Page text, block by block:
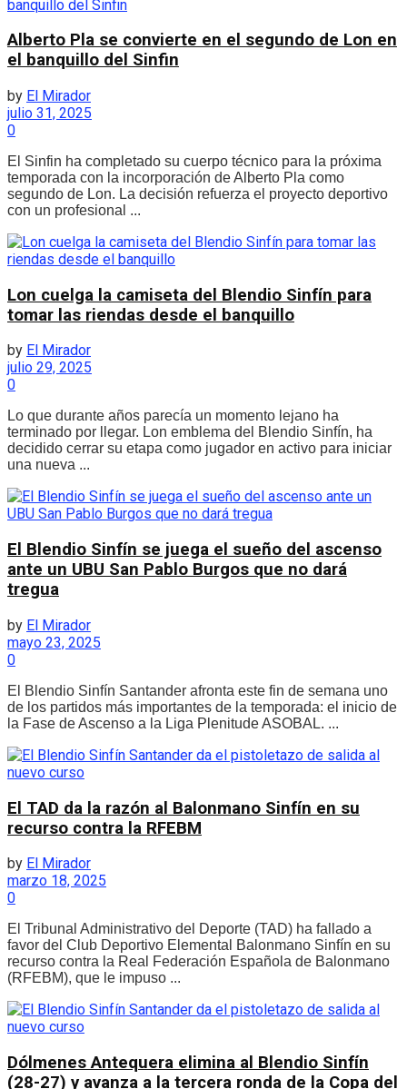
Alberto Pla se convierte en el segundo de Lon en
el banquillo del Sinfin
by El Mirador
julio 31, 2025
0
El Sinfin ha completado su cuerpo técnico para la próxima
temporada con la incorporación de Alberto Pla como
segundo de Lon. La decisión refuerza el proyecto deportivo
con un profesional ...
Lon cuelga la camiseta del Blendio Sinfín para
tomar las riendas desde el banquillo
by El Mirador
julio 29, 2025
0
Lo que durante años parecía un momento lejano ha
terminado por llegar. Lon emblema del Blendio Sinfín, ha
decidido cerrar su etapa como jugador en activo para iniciar
una nueva ...
El Blendio Sinfín se juega el sueño del ascenso
ante un UBU San Pablo Burgos que no dará
tregua
by El Mirador
mayo 23, 2025
0
El Blendio Sinfín Santander afronta este fin de semana uno
de los partidos más importantes de la temporada: el inicio de
la Fase de Ascenso a la Liga Plenitude ASOBAL. ...
El TAD da la razón al Balonmano Sinfín en su
recurso contra la RFEBM
by El Mirador
marzo 18, 2025
0
El Tribunal Administrativo del Deporte (TAD) ha fallado a
favor del Club Deportivo Elemental Balonmano Sinfín en su
recurso contra la Real Federación Española de Balonmano
(RFEBM), que le impuso ...
Dólmenes Antequera elimina al Blendio Sinfín
(28-27) y avanza a la tercera ronda de la Copa del